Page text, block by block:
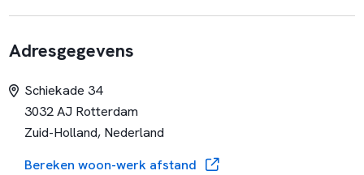
Adresgegevens
Schiekade 34
3032 AJ Rotterdam
Zuid-Holland, Nederland
Bereken woon-werk afstand